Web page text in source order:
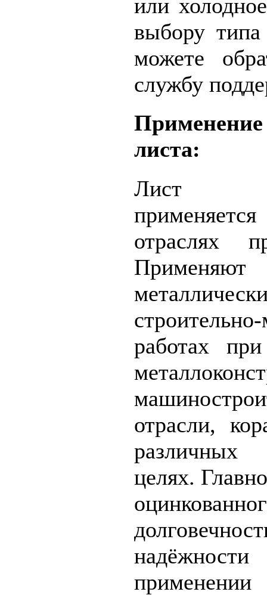
или
выбору
можете
службу
Применение
листа:
Лист
отраслях
Применяют
работах
отрасли,
различных
целях.
применении